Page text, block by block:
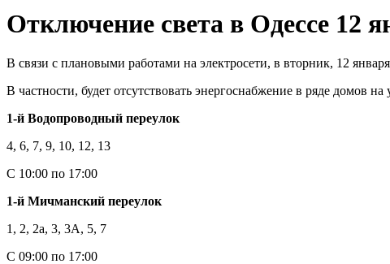
Отключение света в Одессе 12
В связи с плановыми работами на электросети, в вторник, 12
В частности, будет отсутствовать энергоснабжение в ряде домов на
1-й Водопроводный переулок
4, 6, 7, 9, 10, 12, 13
С 10:00 по 17:00
1-й Мичманский переулок
1, 2, 2а, 3, 3А, 5, 7
С 09:00 по 17:00